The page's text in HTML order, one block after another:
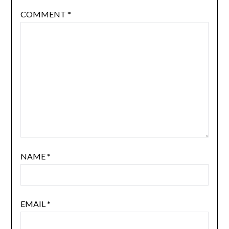
COMMENT *
NAME*
EMAIL*